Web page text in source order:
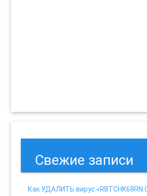
Свежие записи
Как УДАЛИТЬ вирус